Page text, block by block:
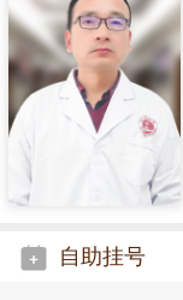
自助挂号